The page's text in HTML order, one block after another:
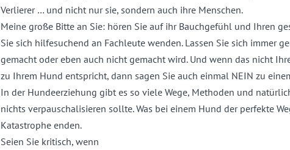
Verlierer … und nicht nur sie, sondern auch ihre Menschen.
Meine große Bitte an Sie: hören Sie auf ihr Bauchgefühl und Ihren
Sie sich hilfesuchend an Fachleute wenden. Lassen Sie sich immer
gemacht oder eben auch nicht gemacht wird. Und wenn das nicht
zu Ihrem Hund entspricht, dann sagen Sie auch einmal NEIN zu
In der Hundeerziehung gibt es so viele Wege, Methoden und
nichts verpauschalisieren sollte. Was bei einem Hund der perfekte
Katastrophe enden.
Seien Sie kritisch, wenn